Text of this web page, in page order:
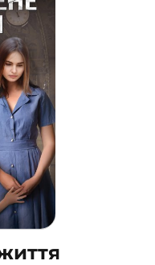
(527)
(55)